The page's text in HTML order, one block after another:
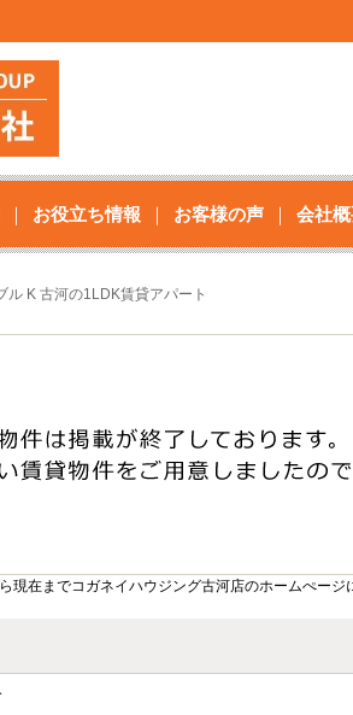
お役立ち情報 お客様の声 会社
ル K 古河の1LDK賃貸アパート
在までコガネイハウジング古河店のホームぺージ